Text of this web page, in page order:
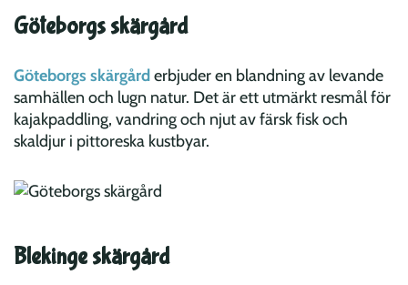
Göteborgs skärgård
Göteborgs skärgård erbjuder en blandning av levande
samhällen och lugn natur. Det är ett utmärkt resmål för
kajakpaddling, vandring och njut av färsk fisk och
skaldjur i pittoreska kustbyar.
Blekinge skärgård